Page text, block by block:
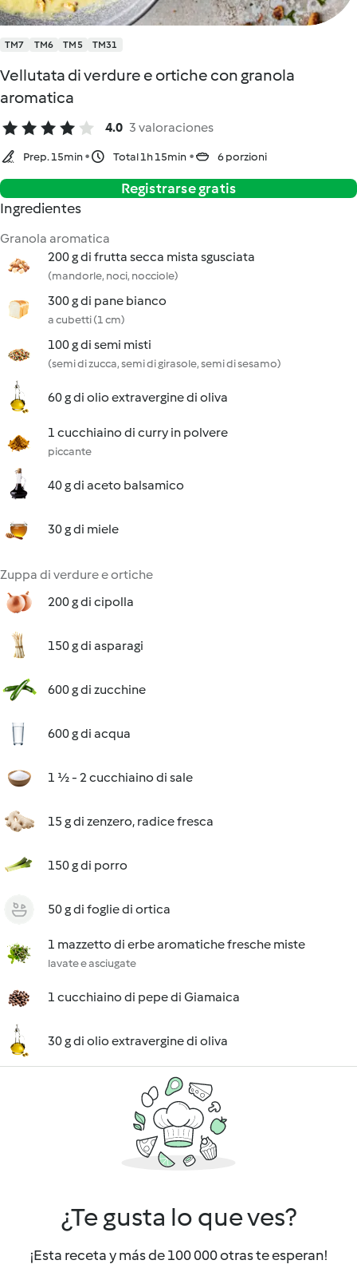
TM7 TM6 TM5 TM31
Vellutata di verdure e ortiche con granola
aromatica
4.0 3 valoraciones
Prep. 15min Total 1h 15min 6 porzioni
Registrarse gratis
Ingredientes
Granola aromatica
200 g di frutta secca mista sgusciata
(mandorle, noci, nocciole)
300 g di pane bianco
a cubetti (1 cm)
100 g di semi misti
(semi di zucca, semi di girasole, semi di sesamo)
60 g di olio extravergine di oliva
1 cucchiaino di curry in polvere
piccante
40 g di aceto balsamico
30 g di miele
Zuppa di verdure e ortiche
200 g di cipolla
150 g di asparagi
600 g di zucchine
600 g di acqua
1 ½ - 2 cucchiaino di sale
15 g di zenzero, radice fresca
150 g di porro
50 g di foglie di ortica
1 mazzetto di erbe aromatiche fresche miste
lavate e asciugate
1 cucchiaino di pepe di Giamaica
30 g di olio extravergine di oliva
¿Te gusta lo que ves?
¡Esta receta y más de 100 000 otras te esperan!